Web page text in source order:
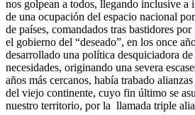
nos golpean a todos, llegando inclusive a
de una ocupación del espacio nacional
de países, comandados tras bastidores
el gobierno del “deseado”, en los once
desarrollado una política desquiciadora
necesidades, originando una severa
años más cercanos, había trabado
del viejo continente, cuyo fin último se
nuestro territorio, por la llamada triple